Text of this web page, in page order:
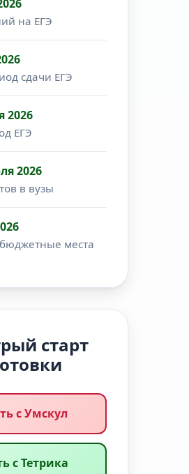
на ЕГЭ
сдачи ЕГЭ
2026
ЕГЭ
2026
в вузы
места
старт
с Умскул
с Тетрика